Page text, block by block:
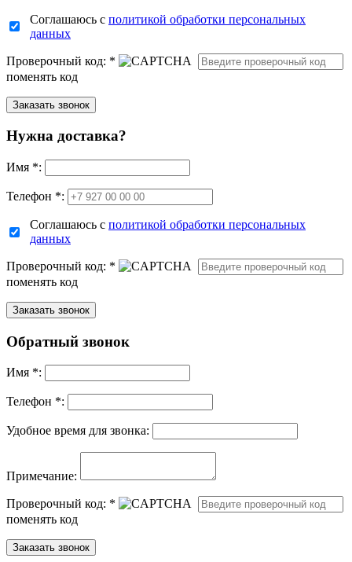
Соглашаюсь с политикой обработки персональных
данных
Проверочный код: *
поменять код
Нужна доставка?
Имя *:
Телефон *:
Соглашаюсь с политикой обработки персональных
данных
Проверочный код: *
поменять код
Обратный звонок
Имя *:
Телефон *:
Удобное время для звонка:
Примечание:
Проверочный код: *
поменять код